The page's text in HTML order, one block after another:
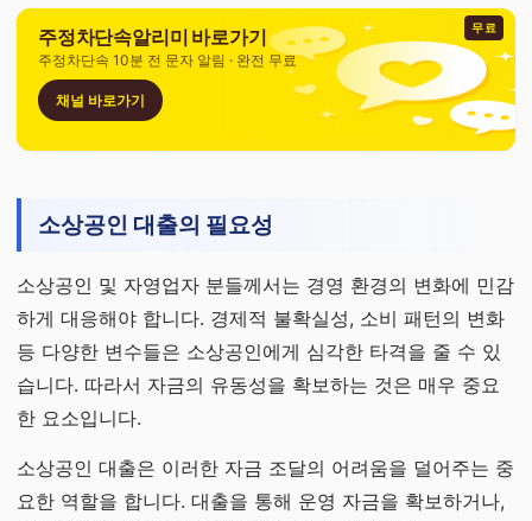
무료
주정차단속알리미 바로가기
주정차단속 10분 전 문자 알림 · 완전 무료
채널 바로가기
소상공인 대출의 필요성
소상공인 및 자영업자 분들께서는 경영 환경의 변화에 민감
하게 대응해야 합니다. 경제적 불확실성, 소비 패턴의 변화
등 다양한 변수들은 소상공인에게 심각한 타격을 줄 수 있
습니다. 따라서 자금의 유동성을 확보하는 것은 매우 중요
한 요소입니다.
소상공인 대출은 이러한 자금 조달의 어려움을 덜어주는 중
요한 역할을 합니다. 대출을 통해 운영 자금을 확보하거나,